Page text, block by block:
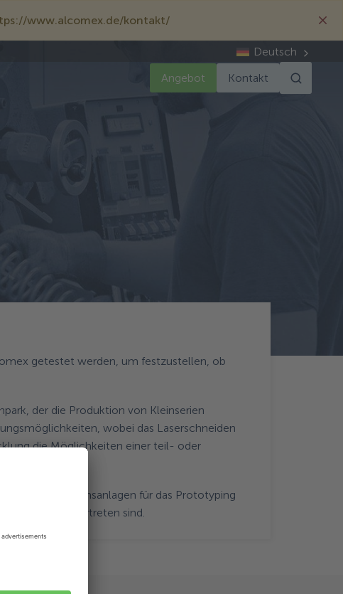
www.alcomex.de/kontakt/
Deutsch
Angebot Kontakt
getestet werden, um festzustellen, ob
der die Produktion von Kleinserien
wobei das Laserschneiden
die Möglichkeiten einer teil- oder
Produktionsanlagen für das Prototyping
Disziplinen vertreten sind.